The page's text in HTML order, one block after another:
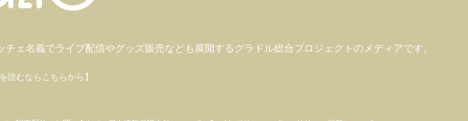
チェ名義でライブ配信やグッズ販売なども展開するグラドル総合プロジェクトのメディアです。
読むならこちらから】